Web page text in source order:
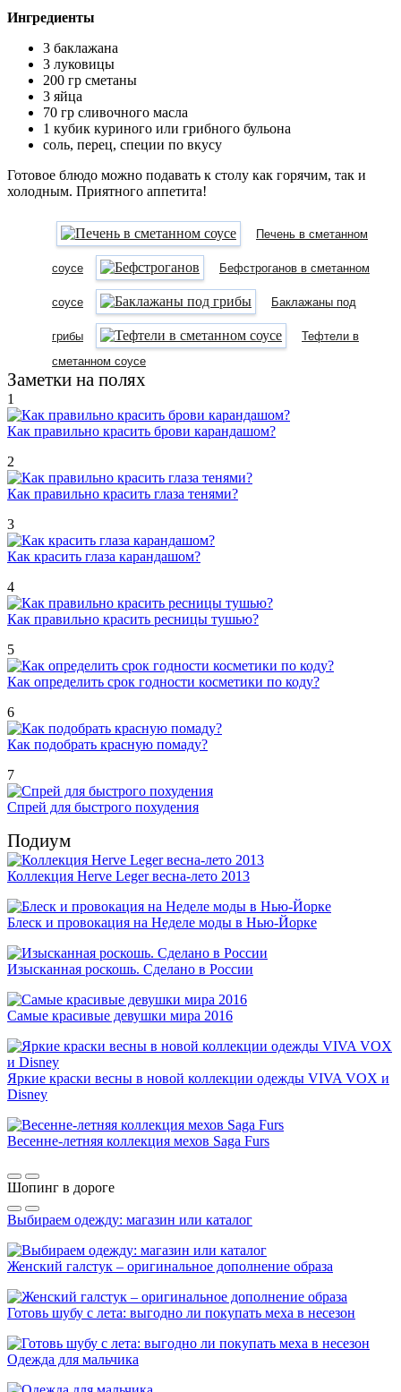
Ингредиенты
3 баклажана
3 луковицы
200 гр сметаны
3 яйца
70 гр сливочного масла
1 кубик куриного или грибного бульона
соль, перец, специи по вкусу
Готовое блюдо можно подавать к столу как горячим, так и
холодным. Приятного аппетита!
Печень в сметанном
соусе Бефстроганов в сметанном
соусе Баклажаны под
грибы
Тефтели в
сметанном соусе
Заметки на полях
1
Как правильно красить брови карандашом?
2
Как правильно красить глаза тенями?
3
Как красить глаза карандашом?
4
Как правильно красить ресницы тушью?
5
Как определить срок годности косметики по коду?
6
Как подобрать красную помаду?
7
Спрей для быстрого похудения
Подиум
Коллекция Herve Leger весна-лето 2013
Блеск и провокация на Неделе моды в Нью-Йорке
Изысканная роскошь. Сделано в России
Самые красивые девушки мира 2016
Яркие краски весны в новой коллекции одежды VIVA VOX и
Disney
Весенне-летняя коллекция мехов Saga Furs
Шопинг в дороге
Выбираем одежду: магазин или каталог
Женский галстук – оригинальное дополнение образа
Готовь шубу с лета: выгодно ли покупать меха в несезон
Одежда для мальчика